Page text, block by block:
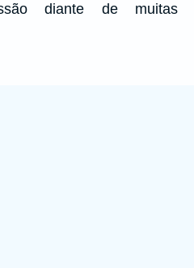
diante de muitas